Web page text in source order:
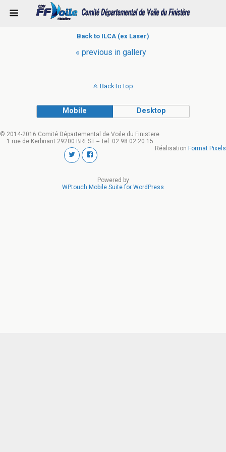
Back to ILCA (ex Laser)
« previous in gallery
Back to top
Mobile Desktop
© 2014-2016 Comité Départemental de Voile du Finistere
1 rue de Kerbriant 29200 BREST -- Tel. 02 98 02 20 15
Réalisation Format Pixels
Powered by
WPtouch Mobile Suite for WordPress